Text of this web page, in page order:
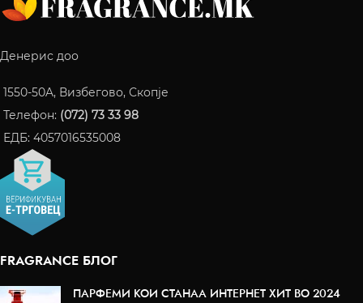
Денерис доо
1550-50A, Визбегово, Скопје
Телефон: (072) 73 33 98
ЕДБ: 4057016535008
FRAGRANCE БЛОГ
ПАРФЕМИ КОИ СТАНАА ИНТЕРНЕТ ХИТ ВО 2024